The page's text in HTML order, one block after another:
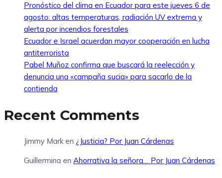
Pronóstico del clima en Ecuador para este jueves 6 de
agosto: altas temperaturas, radiación UV extrema y
alerta por incendios forestales
Ecuador e Israel acuerdan mayor cooperación en lucha
antiterrorista
Pabel Muñoz confirma que buscará la reelección y
denuncia una «campaña sucia» para sacarlo de la
contienda
Recent Comments
Jimmy Mark en ¿Justicia? Por Juan Cárdenas
Guillermina en Ahorrativa la señora… Por Juan Cárdenas